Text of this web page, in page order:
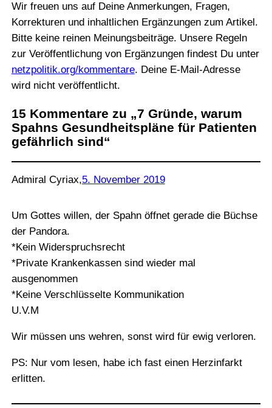
Wir freuen uns auf Deine Anmerkungen, Fragen,
Korrekturen und inhaltlichen Ergänzungen zum Artikel.
Bitte keine reinen Meinungsbeiträge. Unsere Regeln
zur Veröffentlichung von Ergänzungen findest Du unter
netzpolitik.org/kommentare. Deine E-Mail-Adresse
wird nicht veröffentlicht.
15 Kommentare zu „7 Gründe, warum
Spahns Gesundheitspläne für Patienten
gefährlich sind“
Admiral Cyriax,5. November 2019
Um Gottes willen, der Spahn öffnet gerade die Büchse
der Pandora.
*Kein Widerspruchsrecht
*Private Krankenkassen sind wieder mal
ausgenommen
*Keine Verschlüsselte Kommunikation
U.V.M
Wir müssen uns wehren, sonst wird für ewig verloren.
PS: Nur vom lesen, habe ich fast einen Herzinfarkt
erlitten.